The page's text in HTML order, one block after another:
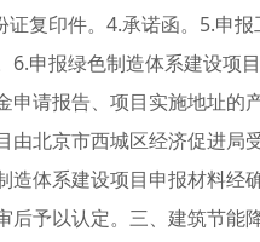
复印件。4.承诺函。5.申
6.申报绿色制造体系建设项
申请报告、项目实施地址
由北京市西城区经济促进
造体系建设项目申报材料
后予以认定。三、建筑节